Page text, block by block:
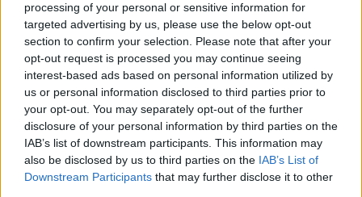
processing of your personal or sensitive information for
targeted advertising by us, please use the below opt-out
section to confirm your selection. Please note that after your
opt-out request is processed you may continue seeing
interest-based ads based on personal information utilized by
us or personal information disclosed to third parties prior to
your opt-out. You may separately opt-out of the further
disclosure of your personal information by third parties on the
IAB’s list of downstream participants. This information may
also be disclosed by us to third parties on the IAB’s List of
Downstream Participants that may further disclose it to other
nobene.
Osem koristnih navad:
Redna telesna aktivnost
Izogibanje kajenju
Obvladovanje stresa